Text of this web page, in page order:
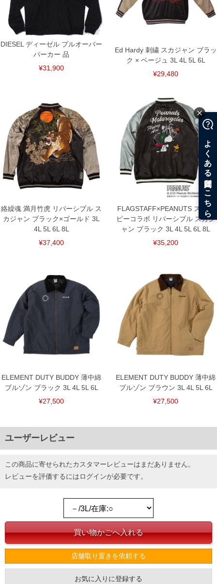
DIESEL ディーゼル プルオーバー
パーカー 品
¥31,900
Ed Hardy 刺繍 スカジャン ブラッ
ク × ベージュ 3L 4L 5L 6L
¥29,480
絡繰魂 満月竹虎 リバーシブル ス
カジャン ブラック×ゴールド 3L
4L 5L 6L 8L
¥37,400
FLAGSTAFF×PEANUTS スヌー
ピーコラボ リバーシブル スカジ
ャン ブラック 3L 4L 5L 6L 8L
¥35,200
ELEMENT DUTY BUDDY 薄中綿
ブルゾン ブラック 3L 4L 5L 6L
¥27,500
ELEMENT DUTY BUDDY 薄中綿
ブルゾン ブラウン 3L 4L 5L 6L
¥27,500
ユーザーレビュー
この商品に寄せられたカスタマーレビューはまだありません。
レビューを評価するにはログインが必要です。
店舗取り置きを依頼する
お気に入りに登録する